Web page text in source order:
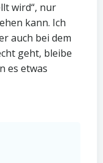
wird“, nur
kann. Ich
auch bei dem
geht, bleibe
es etwas